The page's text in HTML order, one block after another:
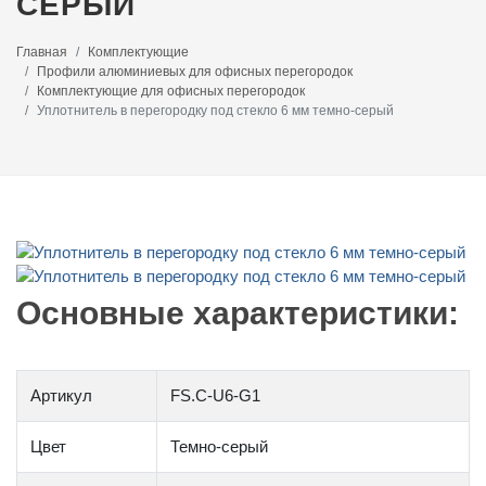
Главная
Комплектующие
Профили алюминиевых для офисных перегородок
Комплектующие для офисных перегородок
Уплотнитель в перегородку под стекло 6 мм темно-серый
Основные характеристики:
Артикул FS.C-U6-G1
Цвет Темно-серый